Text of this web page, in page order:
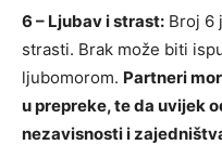
6 – Ljubav i strast: Broj 6
strasti. Brak može biti
ljubomorom. Partneri
u prepreke, te da uvijek
nezavisnosti i